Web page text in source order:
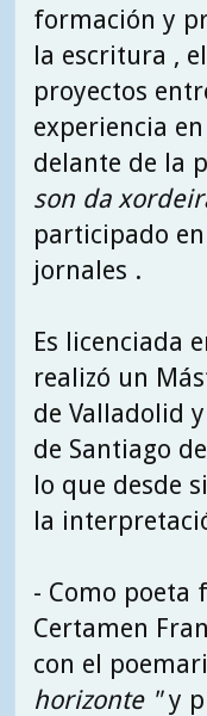
formación y
la escritura ,
proyectos
experiencia
delante de la
son da
participado
jornales .
Es licenciada
realizó un
de Valladolid
de Santiago
lo que desde
la
- Como poeta
Certamen
con el
horizonte "y